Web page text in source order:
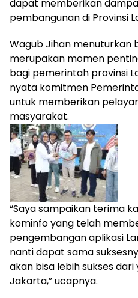
dapat memberikan
pembangunan di Provinsi
Wagub Jihan menuturkan
merupakan momen
bagi pemerintah provinsi
nyata komitmen
untuk memberikan
masyarakat.
“Saya sampaikan terima
kominfo yang telah
pengembangan aplikasi
nanti dapat sama
akan bisa lebih sukses
Jakarta,” ucapnya.